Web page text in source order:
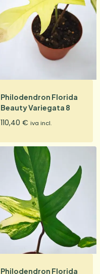
Philodendron Florida
Beauty Variegata 8
110,40 € iva incl.
Philodendron Florida